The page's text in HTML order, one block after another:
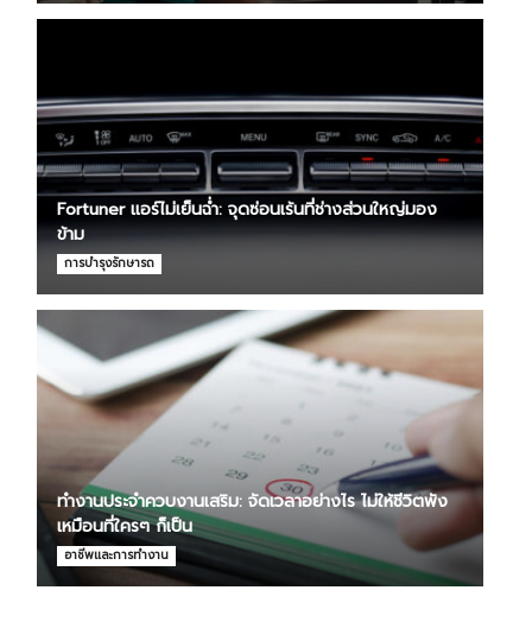
Fortuner แอร์ไม่เย็นฉ่ำ: จุดซ่อนเร้นที่ช่างส่วนใหญ่มอง
ข้าม
การบำรุงรักษารถ
ทำงานประจำควบงานเสริม: จัดเวลาอย่างไร ไม่ให้ชีวิตพัง
เหมือนที่ใครๆ ก็เป็น
อาชีพและการทำงาน